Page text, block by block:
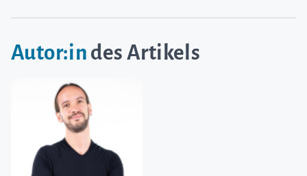
Autor:in des Artikels